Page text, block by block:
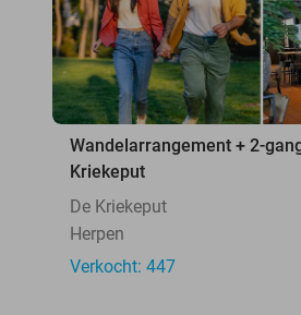
Wandelarrangement + 2-
Kriekeput
De Kriekeput
Herpen
Verkocht: 447